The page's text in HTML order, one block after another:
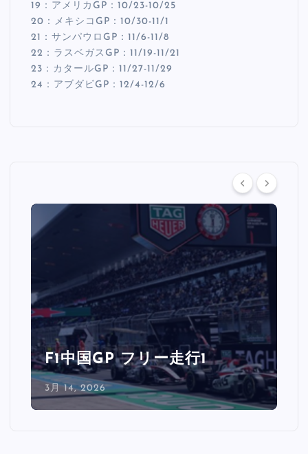
19：アメリカGP：10/23-10/25
20：メキシコGP：10/30-11/1
21：サンパウロGP：11/6-11/8
22：ラスベガスGP：11/19-11/21
23：カタールGP：11/27-11/29
24：アブダビGP：12/4-12/6
F1中国GP フリー走行1
3月 14, 2026